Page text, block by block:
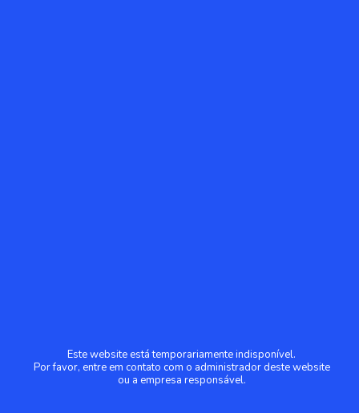
Este website está temporariamente indisponível.
Por favor, entre em contato com o administrador deste website
ou a empresa responsável.